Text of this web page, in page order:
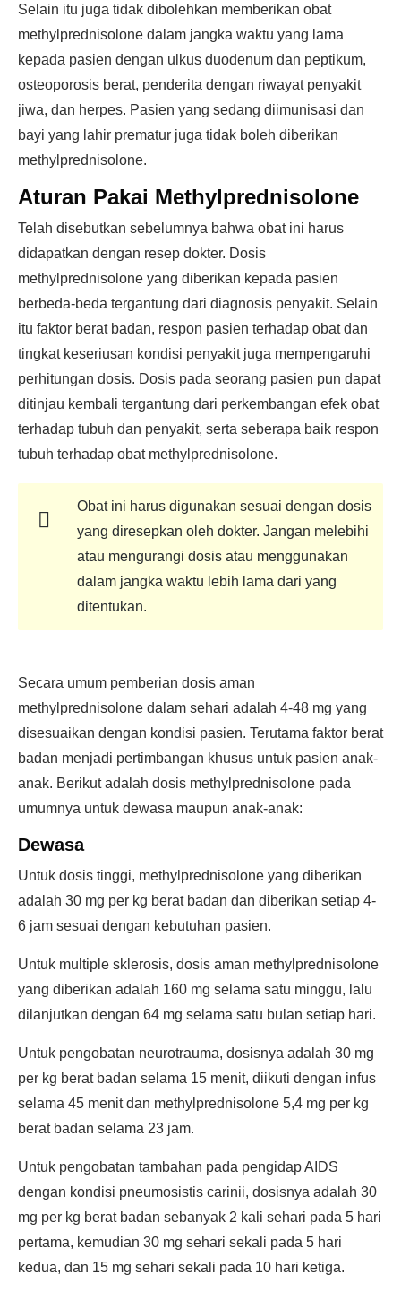
Selain itu juga tidak dibolehkan memberikan obat
methylprednisolone dalam jangka waktu yang lama
kepada pasien dengan ulkus duodenum dan peptikum,
osteoporosis berat, penderita dengan riwayat penyakit
jiwa, dan herpes. Pasien yang sedang diimunisasi dan
bayi yang lahir prematur juga tidak boleh diberikan
methylprednisolone.
Aturan Pakai Methylprednisolone
Telah disebutkan sebelumnya bahwa obat ini harus
didapatkan dengan resep dokter. Dosis
methylprednisolone yang diberikan kepada pasien
berbeda-beda tergantung dari diagnosis penyakit. Selain
itu faktor berat badan, respon pasien terhadap obat dan
tingkat keseriusan kondisi penyakit juga mempengaruhi
perhitungan dosis. Dosis pada seorang pasien pun dapat
ditinjau kembali tergantung dari perkembangan efek obat
terhadap tubuh dan penyakit, serta seberapa baik respon
tubuh terhadap obat methylprednisolone.
Obat ini harus digunakan sesuai dengan dosis
yang diresepkan oleh dokter. Jangan melebihi
atau mengurangi dosis atau menggunakan
dalam jangka waktu lebih lama dari yang
ditentukan.
Secara umum pemberian dosis aman
methylprednisolone dalam sehari adalah 4-48 mg yang
disesuaikan dengan kondisi pasien. Terutama faktor berat
badan menjadi pertimbangan khusus untuk pasien anak-
anak. Berikut adalah dosis methylprednisolone pada
umumnya untuk dewasa maupun anak-anak:
Dewasa
Untuk dosis tinggi, methylprednisolone yang diberikan
adalah 30 mg per kg berat badan dan diberikan setiap 4-
6 jam sesuai dengan kebutuhan pasien.
Untuk multiple sklerosis, dosis aman methylprednisolone
yang diberikan adalah 160 mg selama satu minggu, lalu
dilanjutkan dengan 64 mg selama satu bulan setiap hari.
Untuk pengobatan neurotrauma, dosisnya adalah 30 mg
per kg berat badan selama 15 menit, diikuti dengan infus
selama 45 menit dan methylprednisolone 5,4 mg per kg
berat badan selama 23 jam.
Untuk pengobatan tambahan pada pengidap AIDS
dengan kondisi pneumosistis carinii, dosisnya adalah 30
mg per kg berat badan sebanyak 2 kali sehari pada 5 hari
pertama, kemudian 30 mg sehari sekali pada 5 hari
kedua, dan 15 mg sehari sekali pada 10 hari ketiga.